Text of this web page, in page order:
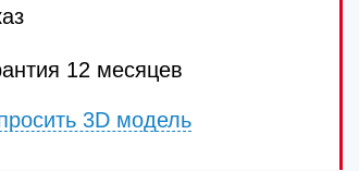
12 месяцев
3D модель